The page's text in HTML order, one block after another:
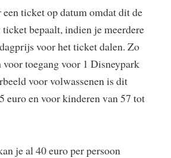
een ticket op datum omdat dit de
bepaalt, indien je meerdere
voor het ticket dalen. Zo
toegang voor 1 Disneypark
voor volwassenen is dit
euro en voor kinderen van 57 tot
je al 40 euro per persoon